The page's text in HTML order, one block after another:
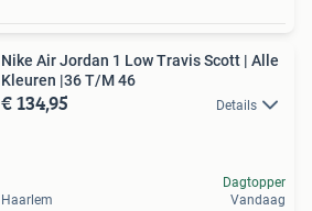
Nike Air Jordan 1 Low Travis Scott | Alle
Kleuren |36 T/M 46
€ 134,95 Details
Haarlem
Dagtopper
Vandaag